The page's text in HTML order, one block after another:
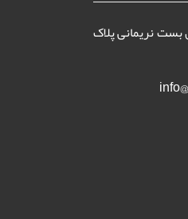
نریمانی پلاک